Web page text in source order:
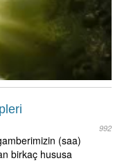
992
(saa)
birkaç hususa